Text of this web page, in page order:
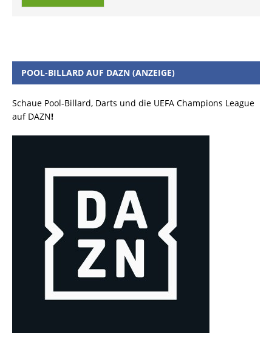
POOL-BILLARD AUF DAZN (ANZEIGE)
Schaue Pool-Billard, Darts und die UEFA Champions League
auf DAZN!